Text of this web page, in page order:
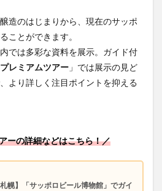
造のはじまりから、現在のサッポ
ことができます。
では多彩な資料を展示。ガイド付
プレミアムツアー 」では展示の見ど
より詳しく注目ポイントを抑える
ーの詳細などはこちら！／
札幌】「サッポロビール博物館」でガイ